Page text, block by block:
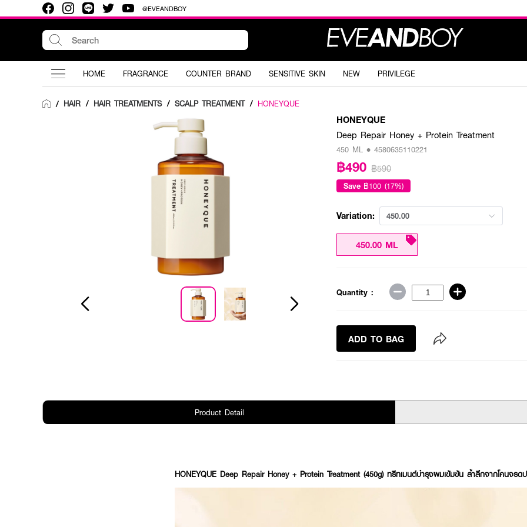
@EVEANDBOY
HOME FRAGRANCE COUNTER BRAND SENSITIVE SKIN NEW PRIVILEGE
/ HAIR / HAIR TREATMENTS / SCALP TREATMENT / HONEYQUE
HONEYQUE
Deep Repair Honey + Protein Treatment
450 ML • 4580635110221
฿490 ฿590
Save ฿100 (17%)
Variation: 450.00
450.00 ML
Quantity :
ADD TO BAG
Product Detail
HONEYQUE Deep Repair Honey + Protein Treatment (450g) ทรีทเมนต์บำรุงผมเข้มข้น ล้ำลึกจากโคนจรด